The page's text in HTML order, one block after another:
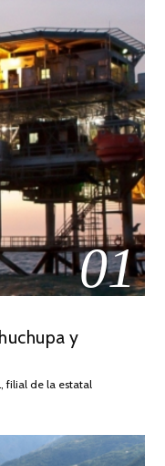
01
y
filial de la estatal